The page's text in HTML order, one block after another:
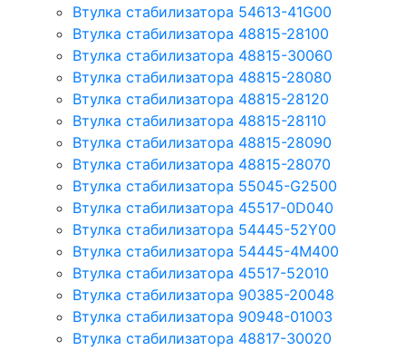
Втулка стабилизатора 54613-41G00
Втулка стабилизатора 48815-28100
Втулка стабилизатора 48815-30060
Втулка стабилизатора 48815-28080
Втулка стабилизатора 48815-28120
Втулка стабилизатора 48815-28110
Втулка стабилизатора 48815-28090
Втулка стабилизатора 48815-28070
Втулка стабилизатора 55045-G2500
Втулка стабилизатора 45517-0D040
Втулка стабилизатора 54445-52Y00
Втулка стабилизатора 54445-4M400
Втулка стабилизатора 45517-52010
Втулка стабилизатора 90385-20048
Втулка стабилизатора 90948-01003
Втулка стабилизатора 48817-30020